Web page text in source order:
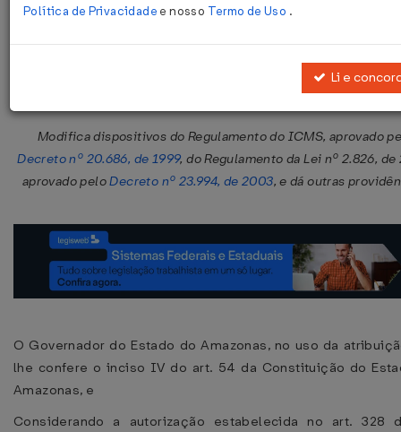
Publicado no DOE - AM em 29 dez 2015
Modifica dispositivos do Regulamento do ICMS, aprovado
Decreto nº 20.686, de 1999, do Regulamento da Lei nº 2.826,
aprovado peloDecreto nº 23.994, de 2003, e dá outras
O Governador do Estado do Amazonas, no uso da
lhe confere o inciso IV do art. 54 da Constituição do
Amazonas, e
Considerando a autorização estabelecida no art. 328
Política de Privacidade e nosso Termo de Uso .
Li e